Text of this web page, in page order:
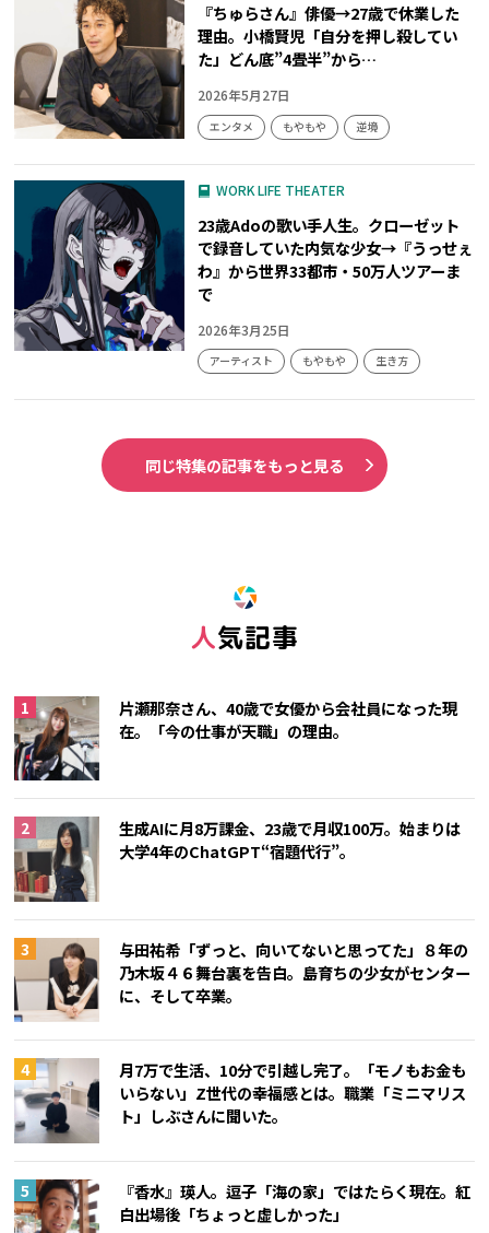
『ちゅらさん』俳優→27歳で休業した
理由。小橋賢児「自分を押し殺してい
た」どん底”4畳半”から…
2026年5月27日
エンタメ もやもや 逆境
WORK LIFE THEATER
23歳Adoの歌い手人生。クローゼット
で録音していた内気な少女→『うっせぇ
わ』から世界33都市・50万人ツアーま
で
2026年3月25日
アーティスト もやもや 生き方
同じ特集の記事をもっと見る
人気記事
片瀬那奈さん、40歳で女優から会社員になった現
在。「今の仕事が天職」の理由。
生成AIに月8万課金、23歳で月収100万。始まりは
大学4年のChatGPT“宿題代行”。
与田祐希「ずっと、向いてないと思ってた」８年の
乃木坂４６舞台裏を告白。島育ちの少女がセンター
に、そして卒業。
月7万で生活、10分で引越し完了。「モノもお金も
いらない」Z世代の幸福感とは。職業「ミニマリス
ト」しぶさんに聞いた。
『香水』瑛人。逗子「海の家」ではたらく現在。紅
白出場後「ちょっと虚しかった」